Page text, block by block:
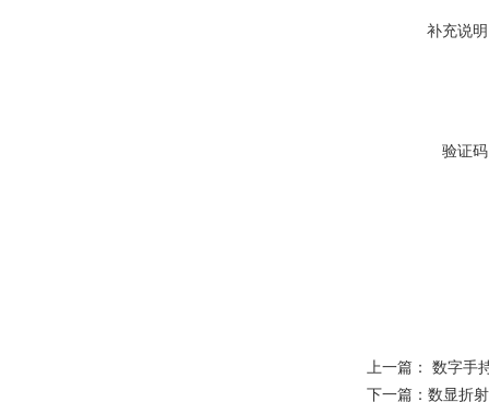
补充说
验证
上一篇： 数字手
下一篇： 数显折